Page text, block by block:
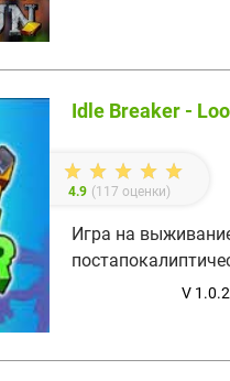
Idle Breaker -
4.9 (117 оценки)
Игра на
V